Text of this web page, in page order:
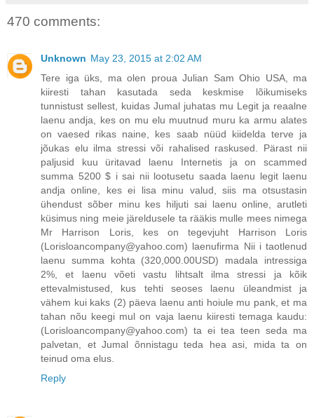
470 comments:
Unknown May 23, 2015 at 2:02 AM
Tere iga üks, ma olen proua Julian Sam Ohio USA, ma
kiiresti tahan kasutada seda keskmise lõikumiseks
tunnistust sellest, kuidas Jumal juhatas mu Legit ja reaalne
laenu andja, kes on mu elu muutnud muru ka armu alates
on vaesed rikas naine, kes saab nüüd kiidelda terve ja
jõukas elu ilma stressi või rahalised raskused. Pärast nii
paljusid kuu üritavad laenu Internetis ja on scammed
summa 5200 $ i sai nii lootusetu saada laenu legit laenu
andja online, kes ei lisa minu valud, siis ma otsustasin
ühendust sõber minu kes hiljuti sai laenu online, arutleti
küsimus ning meie järeldusele ta rääkis mulle mees nimega
Mr Harrison Loris, kes on tegevjuht Harrison Loris
(Lorisloancompany@yahoo.com) laenufirma Nii i taotlenud
laenu summa kohta (320,000.00USD) madala intressiga
2%, et laenu võeti vastu lihtsalt ilma stressi ja kõik
ettevalmistused, kus tehti seoses laenu üleandmist ja
vähem kui kaks (2) päeva laenu anti hoiule mu pank, et ma
tahan nõu keegi mul on vaja laenu kiiresti temaga kaudu:
(Lorisloancompany@yahoo.com) ta ei tea teen seda ma
palvetan, et Jumal õnnistagu teda hea asi, mida ta on
teinud oma elus.
Reply